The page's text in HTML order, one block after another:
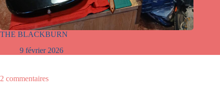
THE BLACKBURN
9 février 2026
2 commentaires